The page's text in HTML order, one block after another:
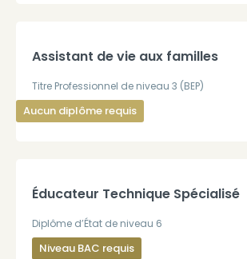
Assistant de vie aux familles
Titre Professionnel de niveau 3 (BEP)
Aucun diplôme requis
Éducateur Technique Spécialisé
Diplôme d’État de niveau 6
Niveau BAC requis